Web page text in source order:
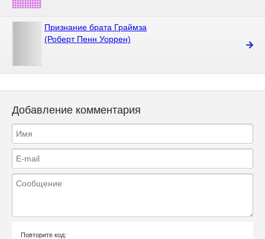
Признание брата Граймза
(Роберт Пенн Уоррен)
Добавление комментария
Повторите код: